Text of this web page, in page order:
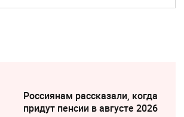
Россиянам рассказали, когда
придут пенсии в августе 2026